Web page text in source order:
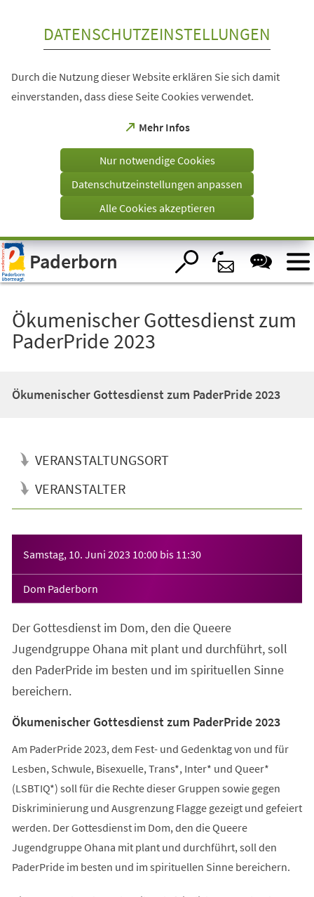
Visuelle
Assistenzsoftware
öffnen.
DATENSCHUTZEINSTELLUNGEN
Durch die Nutzung dieser Website erklären Sie sich damit
einverstanden, dass diese Seite Cookies verwendet.
Mehr Infos
(Öffnet
einem
Tab)
Nur notwendige Cookies
Datenschutzeinstellungen anpassen
Alle Cookies akzeptieren
Paderborn
Ökumenischer Gottesdienst zum
PaderPride 2023
Ökumenischer Gottesdienst zum PaderPride 2023
VERANSTALTUNGSORT
VERANSTALTER
Samstag, 10. Juni 2023 10:00 bis 11:30
Dom Paderborn
Der Gottesdienst im Dom, den die Queere
Jugendgruppe Ohana mit plant und durchführt, soll
den PaderPride im besten und im spirituellen Sinne
bereichern.
Ökumenischer Gottesdienst zum PaderPride 2023
Am PaderPride 2023, dem Fest- und Gedenktag von und für
Lesben, Schwule, Bisexuelle, Trans*, Inter* und Queer*
(LSBTIQ*) soll für die Rechte dieser Gruppen sowie gegen
Diskriminierung und Ausgrenzung Flagge gezeigt und gefeiert
werden. Der Gottesdienst im Dom, den die Queere
Jugendgruppe Ohana mit plant und durchführt, soll den
PaderPride im besten und im spirituellen Sinne bereichern.